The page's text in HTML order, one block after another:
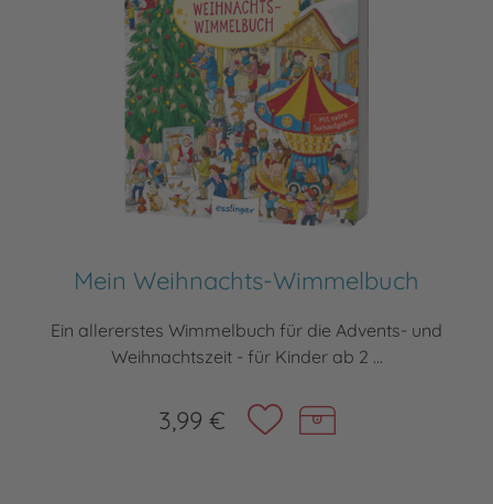
Mein Weihnachts-Wimmelbuch
Ein allererstes Wimmelbuch für die Advents- und
Weihnachtszeit - für Kinder ab 2 ...
3,99 €